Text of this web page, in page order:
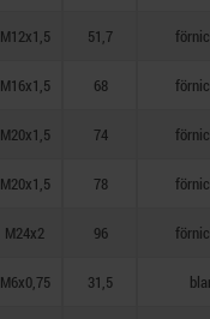
M12x1,5 51,7
M16x1,5 68
M20x1,5 74
M20x1,5 78
M24x2 96
M6x0,75 31,5